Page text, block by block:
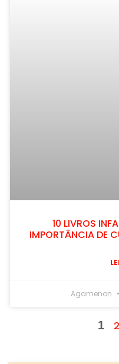
10 LIVROS
IMPORTÂNCIA DE
Agamenon
1 2